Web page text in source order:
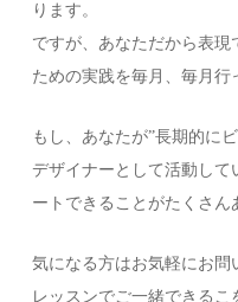
ります。
ですが、あなただから表現
ための実践を毎月、毎月行
もし、あなたが”長期的に
デザイナーとして活動して
ートできることがたくさん
気になる方はお気軽にお問
レッスンでご一緒できる